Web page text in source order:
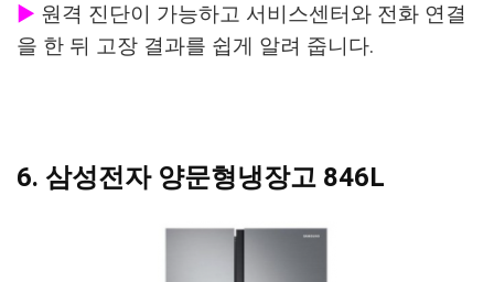
▶ 원격 진단이 가능하고 서비스센터와 전화 연결
을 한 뒤 고장 결과를 쉽게 알려 줍니다.
6. 삼성전자 양문형냉장고 846L